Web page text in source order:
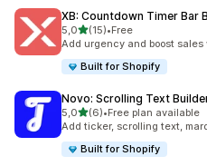
XB: Countdown Timer Bar
5,0stelle su 5
(15)
15 recensioni totali
•Free
Add urgency and boost
Built for Shopify
Novo: Scrolling Text
5,0stelle su 5
(6)
6 recensioni totali
•Free plan available
Add ticker, scrolling text,
Built for Shopify